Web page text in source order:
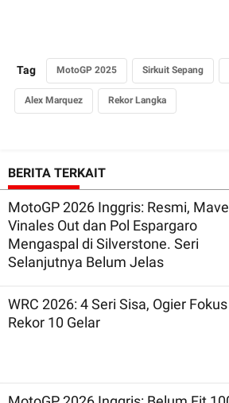
Tag MotoGP 2025 Sirkuit Sepang
Alex Marquez Rekor Langka
BERITA TERKAIT
MotoGP 2026 Inggris: Resmi,
Vinales Out dan Pol Espargaro
Mengaspal di Silverstone. Seri
Selanjutnya Belum Jelas
WRC 2026: 4 Seri Sisa, Ogier
Rekor 10 Gelar